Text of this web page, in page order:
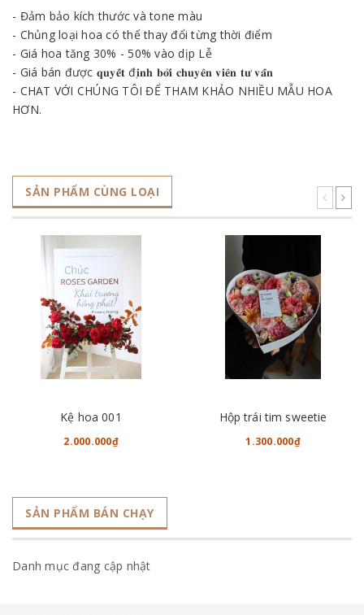
- Đảm bảo kích thước và tone màu
- Chủng loại hoa có thể thay đổi từng thời điểm
- Giá hoa tăng 30% - 50% vào dịp Lễ
- Giá bán được 𝐪𝐮𝐲𝐞̂́𝐭 đ𝐢̣𝐧𝐡 𝐛𝐨̛̉𝐢 𝐜𝐡𝐮𝐲𝐞̂𝐧 𝐯𝐢𝐞̂𝐧 𝐭𝐮̛ 𝐯𝐚̂́𝐧
- CHAT VỚI CHÚNG TÔI ĐỂ THAM KHẢO NHIỀU MẪU HOA
HƠN.
SẢN PHẨM CÙNG LOẠI
Kệ hoa 001
2.000.000₫
Hộp trái tim sweetie
1.300.000₫
SẢN PHẨM BÁN CHẠY
Danh mục đang cập nhật